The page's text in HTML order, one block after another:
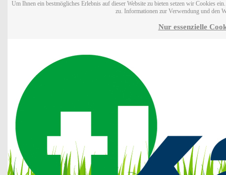
Um Ihnen ein bestmögliches Erlebnis auf dieser Website zu bieten setzen wir Cookies
zu. Informationen zur Verwendung und den
Nur essenzielle